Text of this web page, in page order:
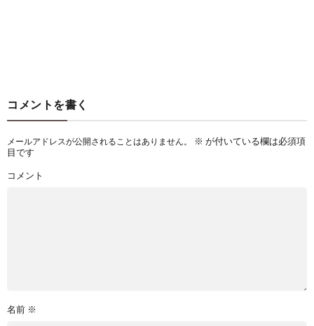
コメントを書く
メールアドレスが公開されることはありません。 ※ が付いている欄は必須項
目です
コメント
名前 ※